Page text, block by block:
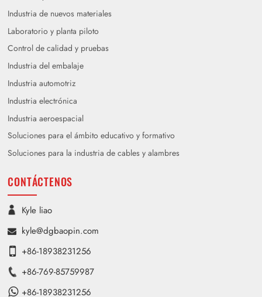
Industria de nuevos materiales
Laboratorio y planta piloto
Control de calidad y pruebas
Industria del embalaje
Industria automotriz
Industria electrónica
Industria aeroespacial
Soluciones para el ámbito educativo y formativo
Soluciones para la industria de cables y alambres
CONTÁCTENOS
Kyle liao
kyle@dgbaopin.com
+86-18938231256
+86-769-85759987
+86-18938231256